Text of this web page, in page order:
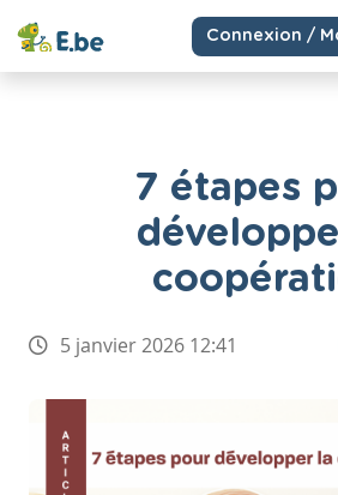
Connexion /
7 étapes
5 janvier 2026 12:41